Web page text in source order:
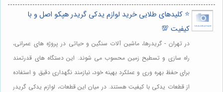
⭐️ کلیدهای طلایی خرید لوازم یدکی گریدر هپکو اصل و با
کیفیت 💯
در تهران - گریدرها، ماشین آلات سنگین و حیاتی در پروژه های عمرانی،
راه سازی و تسطیح زمین محسوب می شوند. این دستگاه های قدرتمند
برای حفظ بهره وری و عملکرد بهینه خود، نیازمند نگهداری دقیق و استفاده
از قطعات یدکی با کیفیت هستند. در میان این قطعات، لوازم یدکی گریدر